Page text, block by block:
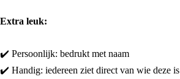
Extra leuk:
✔️ Persoonlijk: bedrukt met naam
✔️ Handig: iedereen ziet direct van wie deze is